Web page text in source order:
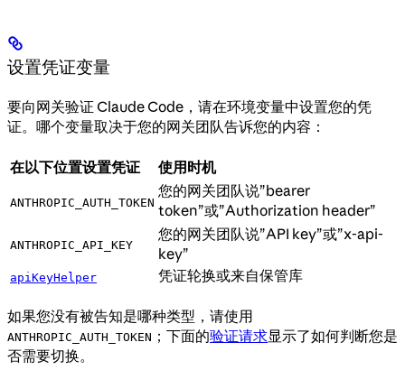
设置凭证变量
要向网关验证 Claude Code，请在环境变量中设置您的凭
证。哪个变量取决于您的网关团队告诉您的内容：
在以下位置设置凭证 使用时机
ANTHROPIC_AUTH_TOKEN
您的网关团队说”bearer
token”或”Authorization header”
ANTHROPIC_API_KEY
您的网关团队说”API key”或”x-api-
key”
apiKeyHelper 凭证轮换或来自保管库
如果您没有被告知是哪种类型，请使用
ANTHROPIC_AUTH_TOKEN ；下面的验证请求显示了如何判断您是
否需要切换。